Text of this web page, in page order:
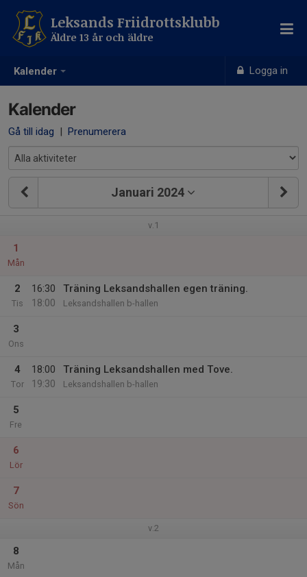
Kalender Logga in
Leksands Friidrottsklubb
Äldre 13 år och äldre
Kalender
Gå till idag | Prenumerera
Januari 2024
v.1
1
Mån
2
Tis
16:30
18:00
Träning Leksandshallen egen träning.
Leksandshallen b-hallen
3
Ons
4
Tor
18:00
19:30
Träning Leksandshallen med Tove.
Leksandshallen b-hallen
5
Fre
6
Lör
7
Sön
v.2
8
Mån